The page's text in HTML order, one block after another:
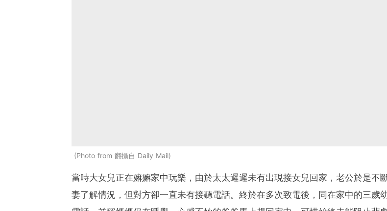
Photo from 翻攝自 Daily Mail
當時大女兒正在嫲嫲家中玩樂，由於太太遲遲未有出現接女兒回家，老公於是不
妻了解情況，但對方卻一直未有接聽電話。終於在多次致電後，同在家中的三歲